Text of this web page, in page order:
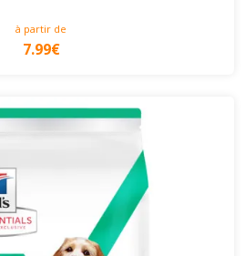
à partir de
7.99€